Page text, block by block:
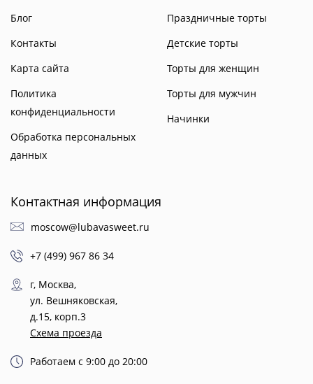
Блог
Контакты
Карта сайта
Политика
конфиденциальности
Обработка персональных
данных
Праздничные торты
Детские торты
Торты для женщин
Торты для мужчин
Начинки
Контактная информация
moscow@lubavasweet.ru
+7 (499) 967 86 34
г, Москва,
ул. Вешняковская,
д.15, корп.3
Схема проезда
Работаем с 9:00 до 20:00